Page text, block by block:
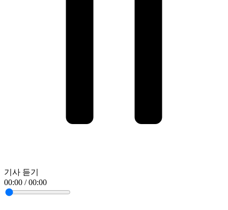
기사 듣기
00:00 / 00:00